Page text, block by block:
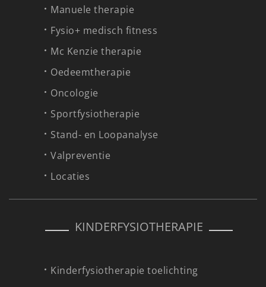
Manuele therapie
Fysio+ medisch fitness
Mc Kenzie therapie
Oedeemtherapie
Oncologie
Sportfysiotherapie
Stand- en Loopanalyse
Valpreventie
Locaties
KINDERFYSIOTHERAPIE
Kinderfysiotherapie toelichting